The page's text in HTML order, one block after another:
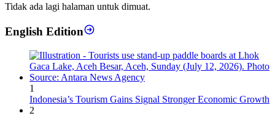
Tidak ada lagi halaman untuk dimuat.
English Edition
1
Indonesia’s Tourism Gains Signal Stronger Economic Growth
2